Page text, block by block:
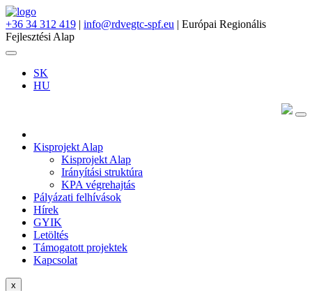
+36 34 312 419 | info@rdvegtc-spf.eu | Európai Regionális
Fejlesztési Alap
SK
HU
Kisprojekt Alap
Kisprojekt Alap
Irányítási struktúra
KPA végrehajtás
Pályázati felhívások
Hírek
GYIK
Letöltés
Támogatott projektek
Kapcsolat
x